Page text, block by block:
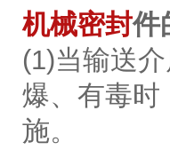
机械密封件
(1)当输送
爆、有毒时
施。